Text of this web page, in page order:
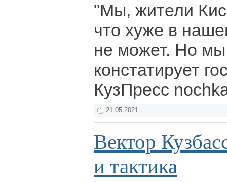
"Мы, жители
что хуже в
не может. Но
констатирует
КузПресс
21.05.2021
Вектор
и тактика